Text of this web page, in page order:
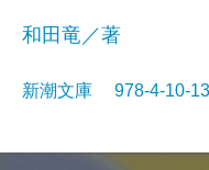
和田竜／著
新潮文庫 978-4-10-